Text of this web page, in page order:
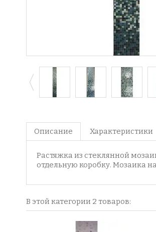
Описание Характеристики
Растяжка из стеклянной
отдельную коробку. Мозаика
В этой категории 2 товаров: